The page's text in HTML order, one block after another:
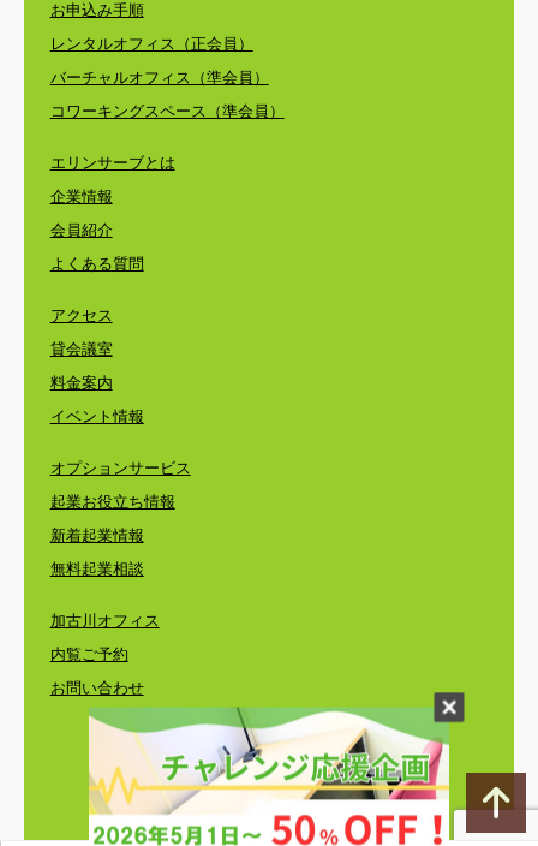
お申込み手順
レンタルオフィス（正会員）
バーチャルオフィス（準会員）
コワーキングスペース（準会員）
エリンサーブとは
企業情報
会員紹介
よくある質問
アクセス
貸会議室
料金案内
イベント情報
オプションサービス
起業お役立ち情報
新着起業情報
無料起業相談
加古川オフィス
内覧ご予約
お問い合わせ
レンタルオフィス・コワーキングスペース・
バーチャルオフィスのエリンサーブ
〒650-0024 神戸市中央区海岸通3-1-1 KCCビル4F